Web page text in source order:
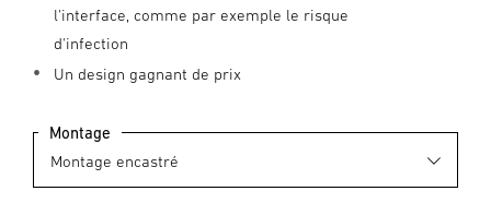
l'interface, comme par exemple le risque
d'infection
Un design gagnant de prix
Montage